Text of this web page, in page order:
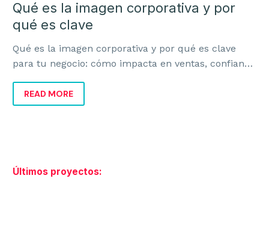
Qué es la imagen corporativa y por
qué es clave
Qué es la imagen corporativa y por qué es clave
para tu negocio: cómo impacta en ventas, confianza
READ MORE
Últimos proyectos: